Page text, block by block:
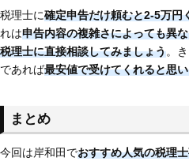
税理士に確定申告だけ頼むと2-5万円
れは申告内容の複雑さによっても異
税理士に直接相談してみましょう。
であれば最安値で受けてくれると思
まとめ
今回は岸和田でおすすめ人気の税理